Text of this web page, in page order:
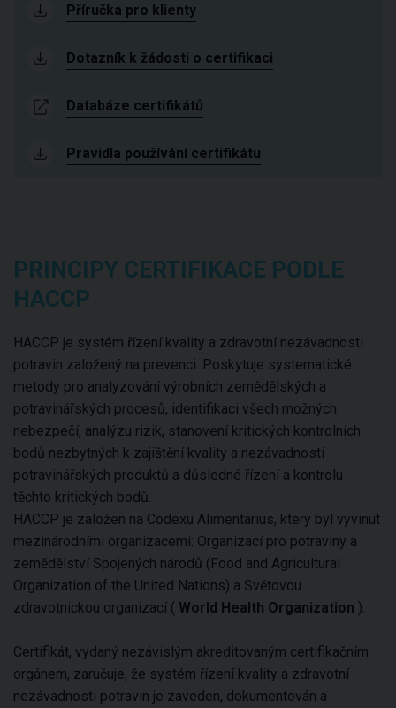
Příručka pro klienty
Dotazník k žádosti o certifikaci
Databáze certifikátů
Pravidla používání certifikátu
PRINCIPY CERTIFIKACE PODLE
HACCP
HACCP je systém řízení kvality a zdravotní nezávadnosti
potravin založený na prevenci. Poskytuje systematické
metody pro analyzování výrobních zemědělských a
potravinářských procesů, identifikaci všech možných
nebezpečí, analýzu rizik, stanovení kritických kontrolních
bodů nezbytných k zajištění kvality a nezávadnosti
potravinářských produktů a důsledné řízení a kontrolu
těchto kritických bodů.
HACCP je založen na Codexu Alimentarius, který byl vyvinut
mezinárodními organizacemi: Organizací pro potraviny a
zemědělství Spojených národů (Food and Agricultural
Organization of the United Nations) a Světovou
zdravotnickou organizací ( World Health Organization ).
Certifikát, vydaný nezávislým akreditovaným certifikačním
orgánem, zaručuje, že systém řízení kvality a zdravotní
nezávadnosti potravin je zaveden, dokumentován a